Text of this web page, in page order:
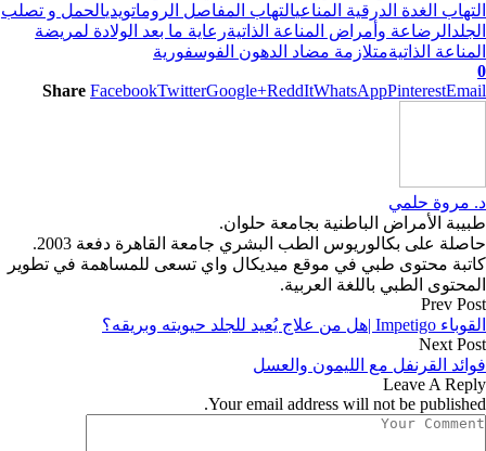
التهاب الغدة الدرقية المناعيالتهاب المفاصل الروماتويديالحمل و تصلب
الجلد الرضاعة وأمراض المناعة الذاتيةرعاية ما بعد الولادة لمريضة
المناعة الذاتيةمتلازمة مضاد الدهون الفوسفورية
0
Share FacebookTwitterGoogle+ReddItWhatsAppPinterestEmail
د. مروة حلمي
طبيبة الأمراض الباطنية بجامعة حلوان.
حاصلة على بكالوريوس الطب البشري جامعة القاهرة دفعة 2003.
كاتبة محتوى طبي في موقع ميديكال واي تسعى للمساهمة في تطوير
المحتوى الطبي باللغة العربية.
Prev Post
القوباء Impetigo |هل من علاج يُعيد للجلد حيويته وبريقه؟
Next Post
فوائد القرنفل مع الليمون والعسل
Leave A Reply
Your email address will not be published.